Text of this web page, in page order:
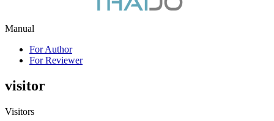
Manual
For Author
For Reviewer
visitor
Visitors